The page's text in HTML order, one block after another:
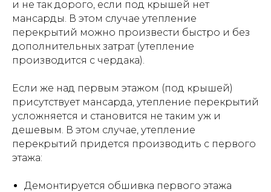
и не так дорого, если под крышей нет
мансарды. В этом случае утепление
перекрытий можно произвести быстро и без
дополнительных затрат (утепление
производится с чердака).
Если же над первым этажом (под крышей)
присутствует мансарда, утепление перекрытий
усложняется и становится не таким уж и
дешевым. В этом случае, утепление
перекрытий придется производить с первого
этажа:
Демонтируется обшивка первого этажа